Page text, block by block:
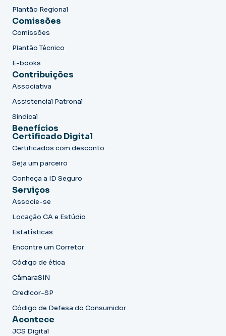
Plantão Regional
Comissões
Comissões
Plantão Técnico
E-books
Contribuições
Associativa
Assistencial Patronal
Sindical
Benefícios
Certificado Digital
Certificados com desconto
Seja um parceiro
Conheça a ID Seguro
Serviços
Associe-se
Locação CA e Estúdio
Estatísticas
Encontre um Corretor
Código de ética
CâmaraSIN
Credicor-SP
Código de Defesa do Consumidor
Acontece
JCS Digital